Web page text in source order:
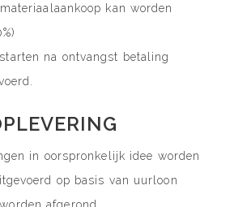
kan worden
na ontvangst betaling
in oorspronkelijk idee worden
op basis van uurloon